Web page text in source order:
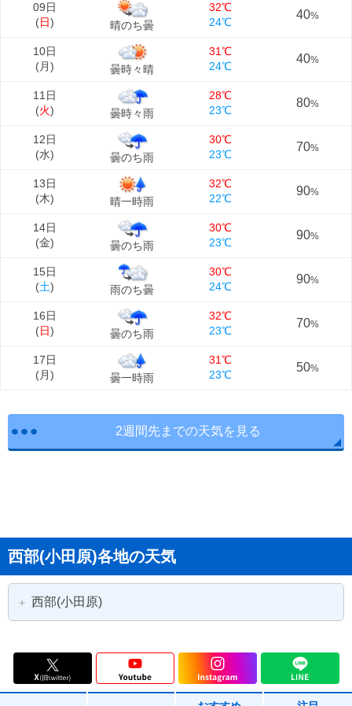
09日
(日) 晴のち曇
32℃
24℃
40%
10日
(月) 曇時々晴
31℃
24℃
40%
11日
(火) 曇時々雨
28℃
23℃
80%
12日
(水) 曇のち雨
30℃
23℃
70%
13日
(木) 晴一時雨
32℃
22℃
90%
14日
(金) 曇のち雨
30℃
23℃
90%
15日
(土) 雨のち曇
30℃
24℃
90%
16日
(日) 曇のち雨
32℃
23℃
70%
17日
(月) 曇一時雨
31℃
23℃
50%
2週間先までの天気を見る
西部(小田原)各地の天気
西部(小田原)
相模原市中央区 相模原市南区